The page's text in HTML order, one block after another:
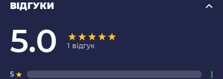
ВІДГУКИ
5.0 1 відгук
5 1